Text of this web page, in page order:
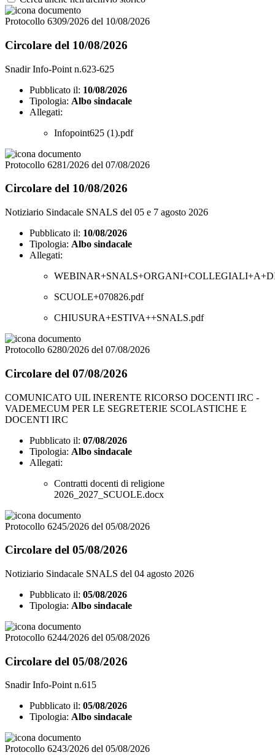
Protocollo 6309/2026 del 10/08/2026
Circolare del 10/08/2026
Snadir Info-Point n.623-625
Pubblicato il: 10/08/2026
Tipologia: Albo sindacale
Allegati:
Infopoint625 (1).pdf
Protocollo 6281/2026 del 07/08/2026
Circolare del 10/08/2026
Notiziario Sindacale SNALS del 05 e 7 agosto 2026
Pubblicato il: 10/08/2026
Tipologia: Albo sindacale
Allegati:
SCUOLE+070826.pdf
CHIUSURA+ESTIVA++SNALS.pdf
Protocollo 6280/2026 del 07/08/2026
Circolare del 07/08/2026
COMUNICATO UIL INERENTE RICORSO DOCENTI IRC -
VADEMECUM PER LE SEGRETERIE SCOLASTICHE E
DOCENTI IRC
Pubblicato il: 07/08/2026
Tipologia: Albo sindacale
Allegati:
Contratti docenti di religione
2026_2027_SCUOLE.docx
Protocollo 6245/2026 del 05/08/2026
Circolare del 05/08/2026
Notiziario Sindacale SNALS del 04 agosto 2026
Pubblicato il: 05/08/2026
Tipologia: Albo sindacale
Protocollo 6244/2026 del 05/08/2026
Circolare del 05/08/2026
Snadir Info-Point n.615
Pubblicato il: 05/08/2026
Tipologia: Albo sindacale
Protocollo 6243/2026 del 05/08/2026